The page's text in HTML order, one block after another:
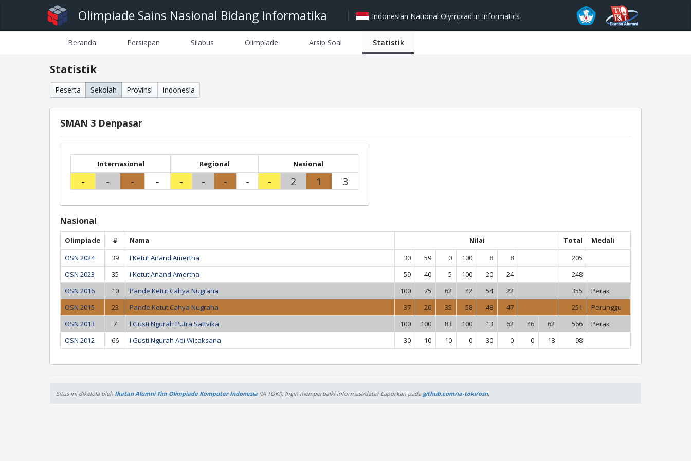
Olimpiade Sains Nasional Bidang Informatika Indonesian National Olympiad in Informatics
Beranda Persiapan Silabus Olimpiade Arsip Soal Statistik
Statistik
Peserta Sekolah Provinsi Indonesia
SMAN 3 Denpasar
Internasional Regional Nasional
- - - - - - - - - 2 1 3
Nasional
Olimpiade # Nama Nilai Total
Medali
OSN 2024
39 I Ketut Anand Amertha 30 59 0 100 8 8
205
OSN 2023
35 I Ketut Anand Amertha 59 40 5 100 20 24
248
OSN 2016
10 Pande Ketut Cahya Nugraha 100 75 62 42 54 22 355
Perak
OSN 2015
23 Pande Ketut Cahya Nugraha 37 26 35 58 48 47 251
Perunggu
OSN 2013
7 I Gusti Ngurah Putra Sattvika 100 100 83 100 13 62 46 62 566
Perak
OSN 2012
66 I Gusti Ngurah Adi Wicaksana 30 10 10 0 30 0 0 18 98
Situs ini dikelola oleh Ikatan Alumni Tim Olimpiade Komputer Indonesia (IA TOKI). Ingin memperbaiki informasi/data? Laporkan pada github.com/ia-toki/osn.